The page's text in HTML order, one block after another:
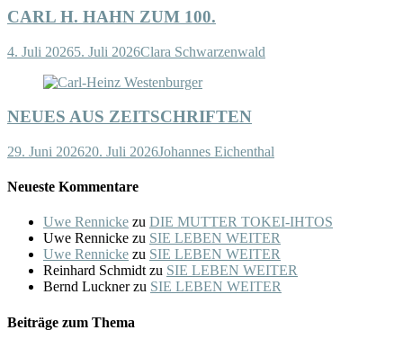
CARL H. HAHN ZUM 100.
4. Juli 20265. Juli 2026Clara Schwarzenwald
NEUES AUS ZEITSCHRIFTEN
29. Juni 202620. Juli 2026Johannes Eichenthal
Neueste Kommentare
Uwe Rennicke zu DIE MUTTER TOKEI-IHTOS
Uwe Rennicke zu SIE LEBEN WEITER
Uwe Rennicke zu SIE LEBEN WEITER
Reinhard Schmidtzu SIE LEBEN WEITER
Bernd Lucknerzu SIE LEBEN WEITER
Beiträge zum Thema